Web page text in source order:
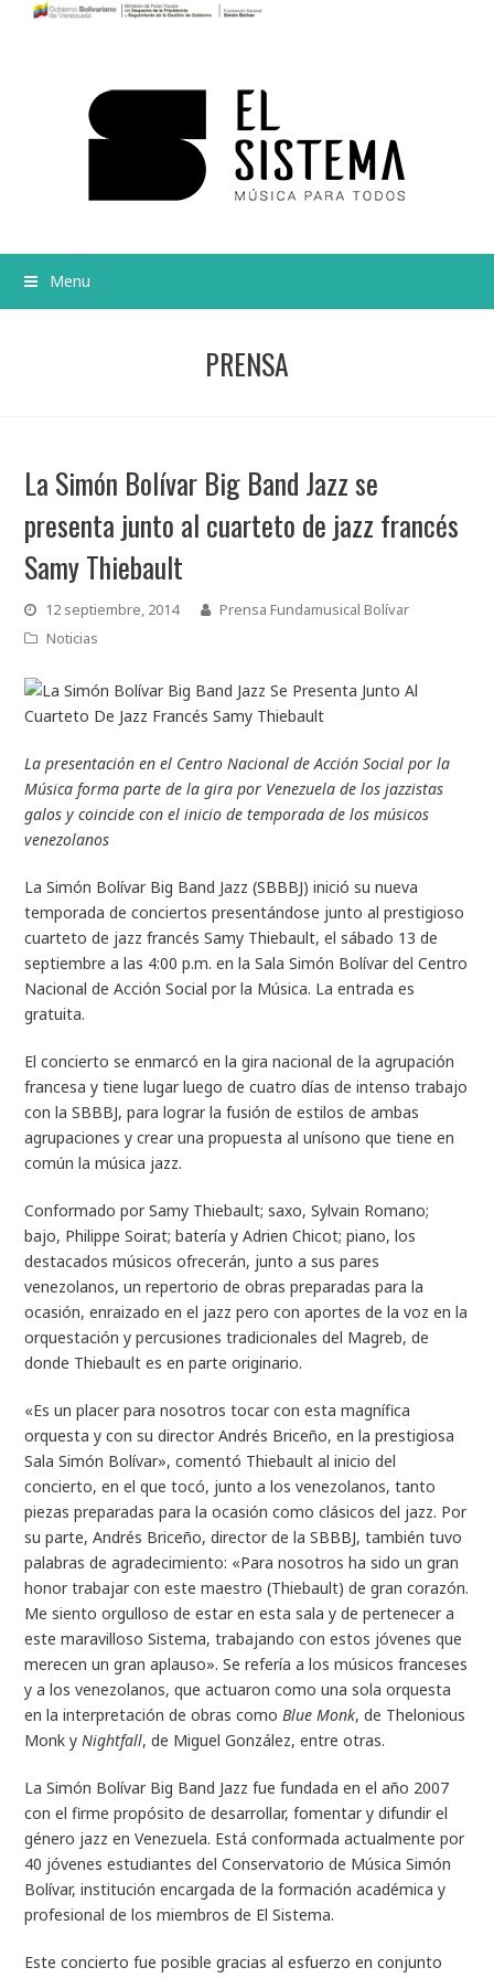
Menu
PRENSA
La Simón Bolívar Big Band Jazz se
presenta junto al cuarteto de jazz francés
Samy Thiebault
12 septiembre, 2014
Prensa Fundamusical Bolívar
Noticias
La presentación en el Centro Nacional de Acción Social por la
Música forma parte de la gira por Venezuela de los jazzistas
galos y coincide con el inicio de temporada de los músicos
venezolanos
La Simón Bolívar Big Band Jazz (SBBBJ) inició su nueva
temporada de conciertos presentándose junto al prestigioso
cuarteto de jazz francés Samy Thiebault, el sábado 13 de
septiembre a las 4:00 p.m. en la Sala Simón Bolívar del Centro
Nacional de Acción Social por la Música. La entrada es
gratuita.
El concierto se enmarcó en la gira nacional de la agrupación
francesa y tiene lugar luego de cuatro días de intenso trabajo
con la SBBBJ, para lograr la fusión de estilos de ambas
agrupaciones y crear una propuesta al unísono que tiene en
común la música jazz.
Conformado por Samy Thiebault; saxo, Sylvain Romano;
bajo, Philippe Soirat; batería y Adrien Chicot; piano, los
destacados músicos ofrecerán, junto a sus pares
venezolanos, un repertorio de obras preparadas para la
ocasión, enraizado en el jazz pero con aportes de la voz en la
orquestación y percusiones tradicionales del Magreb, de
donde Thiebault es en parte originario.
«Es un placer para nosotros tocar con esta magnífica
orquesta y con su director Andrés Briceño, en la prestigiosa
Sala Simón Bolívar», comentó Thiebault al inicio del
concierto, en el que tocó, junto a los venezolanos, tanto
piezas preparadas para la ocasión como clásicos del jazz. Por
su parte, Andrés Briceño, director de la SBBBJ, también tuvo
palabras de agradecimiento: «Para nosotros ha sido un gran
honor trabajar con este maestro (Thiebault) de gran corazón.
Me siento orgulloso de estar en esta sala y de pertenecer a
este maravilloso Sistema, trabajando con estos jóvenes que
merecen un gran aplauso». Se refería a los músicos franceses
y a los venezolanos, que actuaron como una sola orquesta
en la interpretación de obras comoBlue Monk, de Thelonious
Monk yNightfall, de Miguel González, entre otras.
La Simón Bolívar Big Band Jazz fue fundada en el año 2007
con el firme propósito de desarrollar, fomentar y difundir el
género jazz en Venezuela. Está conformada actualmente por
40 jóvenes estudiantes del Conservatorio de Música Simón
Bolívar, institución encargada de la formación académica y
profesional de los miembros de El Sistema.
Este concierto fue posible gracias al esfuerzo en conjunto